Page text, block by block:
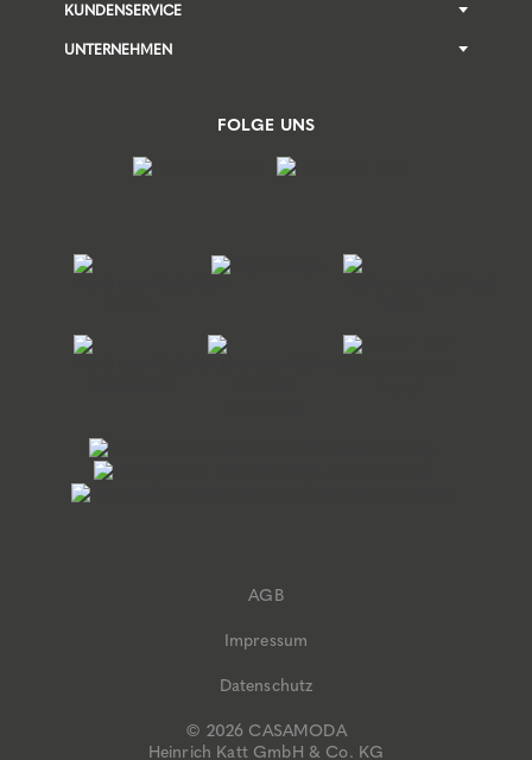
KUNDENSERVICE
UNTERNEHMEN
FOLGE UNS
© 2026 CASAMODA
Heinrich Katt GmbH & Co. KG
AGB
Impressum
Datenschutz